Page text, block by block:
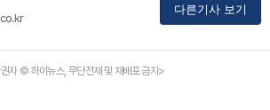
다른기사 보기
자 © 하이뉴스, 무단전재 및 재배포 금지>